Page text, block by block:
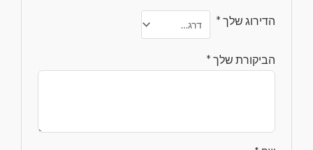
הדירוג שלך *
הביקורת שלך *